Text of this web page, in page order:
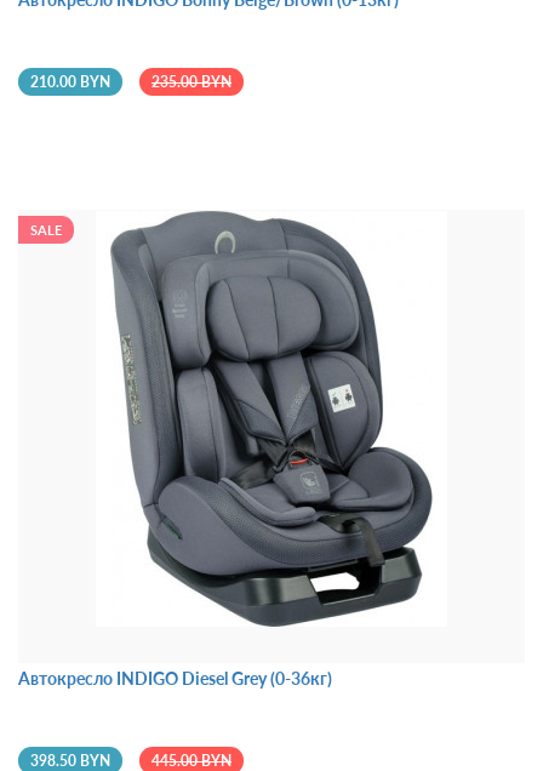
210.00 BYN 235.00 BYN
SALE
Автокресло INDIGO Diesel Grey (0-36кг)
398.50 BYN 445.00 BYN